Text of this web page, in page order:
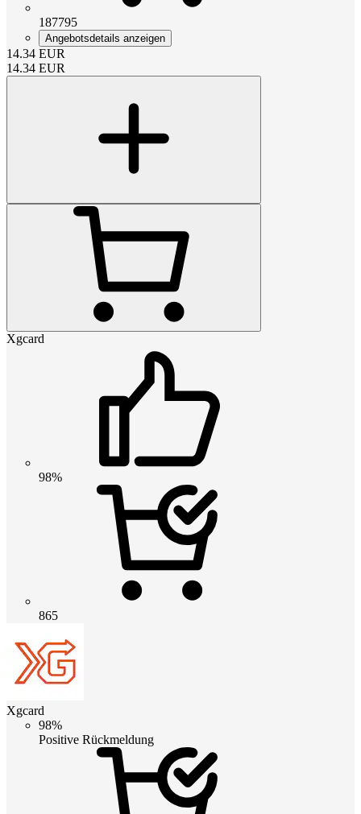
187795
Angebotsdetails anzeigen
14.34 EUR
14.34 EUR
Xgcard
98%
865
Xgcard
98%
Positive Rückmeldung